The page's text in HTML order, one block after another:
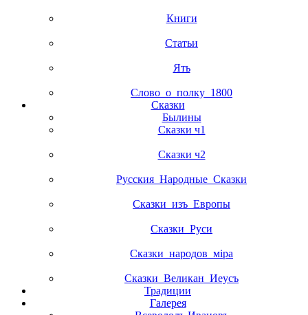
Книги
Статьи
Ять
Слово_о_полку_1800
Сказки
Былины
Сказки ч1
Сказки ч2
Русския_Народные_Сказки
Сказки_изъ_Европы
Сказки_Руси
Сказки_народов_мiра
Сказки_Великан_Иеусъ
Традиции
Галерея